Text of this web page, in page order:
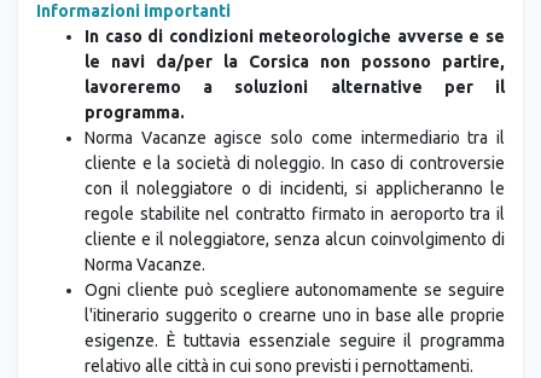
Informazioni importanti
In caso di condizioni meteorologiche avverse e se
le navi da/per la Corsica non possono partire,
lavoreremo a soluzioni alternative per il
programma.
Norma Vacanze agisce solo come intermediario tra il
cliente e la società di noleggio. In caso di controversie
con il noleggiatore o di incidenti, si applicheranno le
regole stabilite nel contratto firmato in aeroporto tra il
cliente e il noleggiatore, senza alcun coinvolgimento di
Norma Vacanze.
Ogni cliente può scegliere autonomamente se seguire
l'itinerario suggerito o crearne uno in base alle proprie
esigenze. È tuttavia essenziale seguire il programma
relativo alle città in cui sono previsti i pernottamenti.